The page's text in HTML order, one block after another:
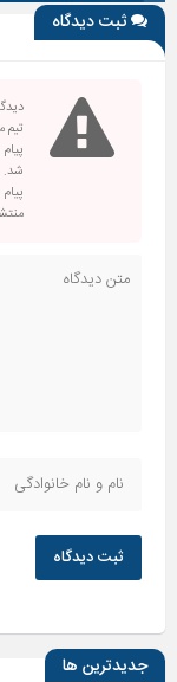
ثبت دیدگاه
شد.
ثبت دیدگاه
جدیدترین ها